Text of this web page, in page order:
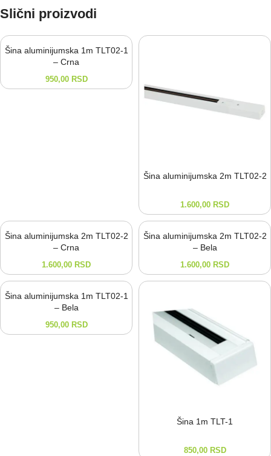
Slični proizvodi
Šina aluminijumska 1m TLT02-1
– Crna
950,00 RSD
Šina aluminijumska 2m TLT02-⁠2
1.600,00 RSD
Šina aluminijumska 2m TLT02-2
– Crna
1.600,00 RSD
Šina aluminijumska 2m TLT02-2
– Bela
1.600,00 RSD
Šina aluminijumska 1m TLT02-1
– Bela
950,00 RSD
Šina 1m TLT-⁠1
850,00 RSD